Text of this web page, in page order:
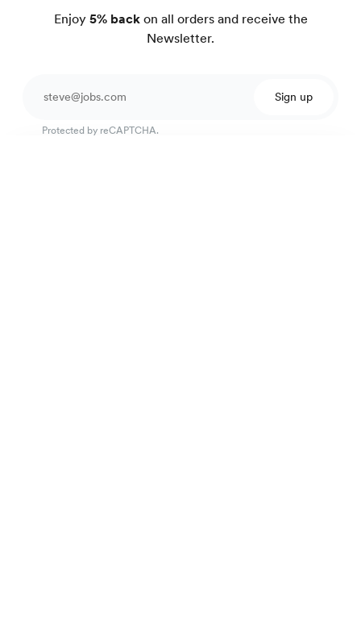
Enjoy5% backon all orders and receive the
Newsletter.
Sign up
Protected by reCAPTCHA.